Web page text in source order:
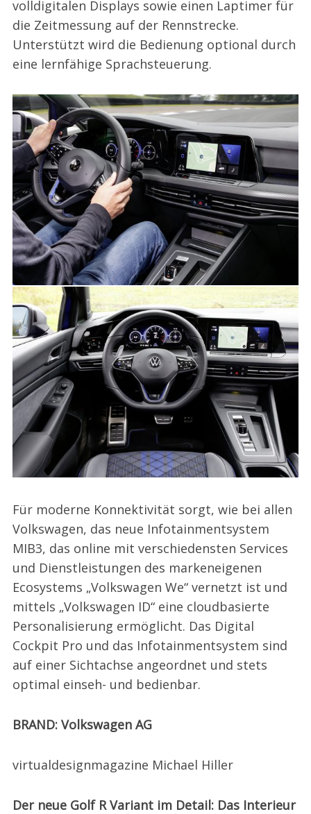
volldigitalen Displays sowie einen Laptimer für
die Zeitmessung auf der Rennstrecke.
Unterstützt wird die Bedienung optional durch
eine lernfähige Sprachsteuerung.
Für moderne Konnektivität sorgt, wie bei allen
Volkswagen, das neue Infotainmentsystem
MIB3, das online mit verschiedensten Services
und Dienstleistungen des markeneigenen
Ecosystems „Volkswagen We“ vernetzt ist und
mittels „Volkswagen ID“ eine cloudbasierte
Personalisierung ermöglicht. Das Digital
Cockpit Pro und das Infotainmentsystem sind
auf einer Sichtachse angeordnet und stets
optimal einseh- und bedienbar.
BRAND: Volkswagen AG
virtualdesignmagazine Michael Hiller
Der neue Golf R Variant im Detail: Das Interieur